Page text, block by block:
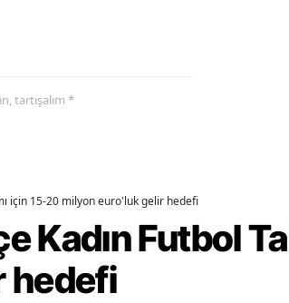
tartışalım *
için 15-20 milyon euro'luk gelir hedefi
Kadın Futbol
hedefi